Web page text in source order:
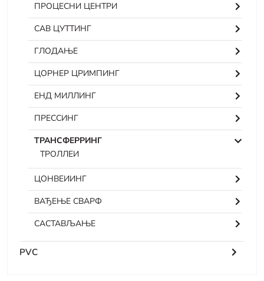
ПРОЦЕСНИ ЦЕНТРИ
САВ ЦУТТИНГ
ГЛОДАЊЕ
ЦОРНЕР ЦРИМПИНГ
ЕНД МИЛЛИНГ
ПРЕССИНГ
ТРАНСФЕРРИНГ
ТРОЛЛЕИ
ЦОНВЕИИНГ
ВАЂЕЊЕ СВАРФ
САСТАВЉАЊЕ
PVC